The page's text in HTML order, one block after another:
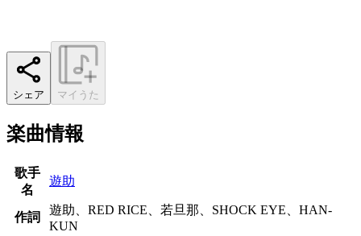
シェア マイうた
楽曲情報
歌手
名
遊助
作詞
遊助、RED RICE、若旦那、SHOCK EYE、HAN-
KUN